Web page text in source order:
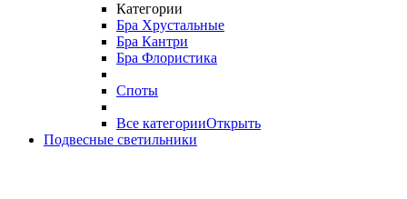
Категории
Бра Хрустальные
Бра Кантри
Бра Флористика
Споты
Все категорииОткрыть
Подвесные светильники